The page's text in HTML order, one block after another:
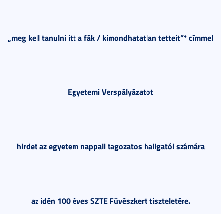
„meg kell tanulni itt a fák / kimondhatatlan tetteit”* címmel
Egyetemi Verspályázatot
hirdet az egyetem nappali tagozatos hallgatói számára
az idén 100 éves SZTE Füvészkert tiszteletére.